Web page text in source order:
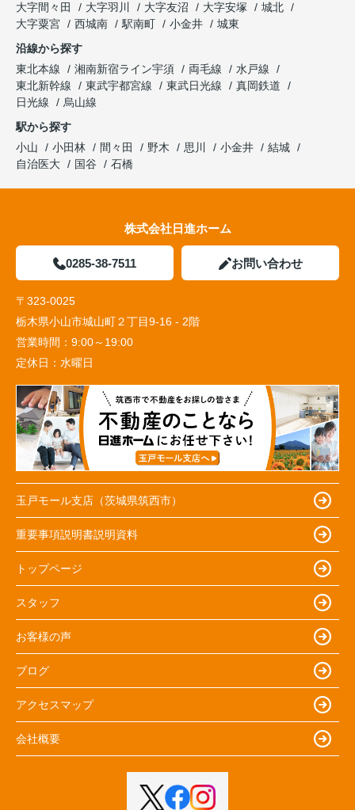
大字間々田
大字羽川 大字友沼 大字安塚
城北
大字粟宮
西城南 駅南町 小金井
城東
沿線から探す
東北本線
湘南新宿ライン宇須 両毛線
水戸線
東北新幹線
東武宇都宮線 東武日光線
真岡鉄道
日光線
烏山線
駅から探す
小山
小田林 間々田 野木 思川 小金井
結城
自治医大
国谷 石橋
株式会社日進ホーム
0285-38-7511 お問い合わせ
〒323-0025
栃木県小山市城山町２丁目9-16 - 2階
営業時間： 9:00～19:00
定休日： 水曜日
玉戸モール支店（茨城県筑西市）
重要事項説明書説明資料
トップページ
スタッフ
お客様の声
ブログ
アクセスマップ
会社概要